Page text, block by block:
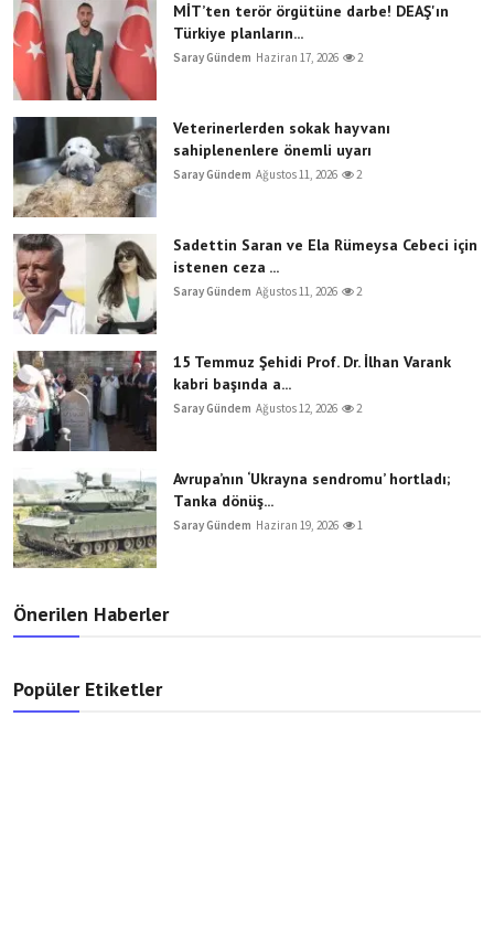
MİT’ten terör örgütüne darbe! DEAŞ'ın
Türkiye planların...
Saray Gündem Haziran 17, 2026 2
Veterinerlerden sokak hayvanı
sahiplenenlere önemli uyarı
Saray Gündem Ağustos 11, 2026 2
Sadettin Saran ve Ela Rümeysa Cebeci için
istenen ceza ...
Saray Gündem Ağustos 11, 2026 2
15 Temmuz Şehidi Prof. Dr. İlhan Varank
kabri başında a...
Saray Gündem Ağustos 12, 2026 2
Avrupa’nın ‘Ukrayna sendromu’ hortladı;
Tanka dönüş...
Saray Gündem Haziran 19, 2026 1
Önerilen Haberler
Popüler Etiketler